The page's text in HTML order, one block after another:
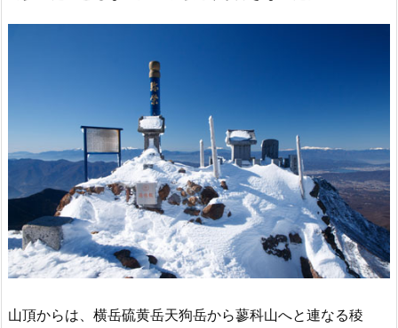
山頂からは、横岳硫黄岳天狗岳から蓼科山へと連なる稜